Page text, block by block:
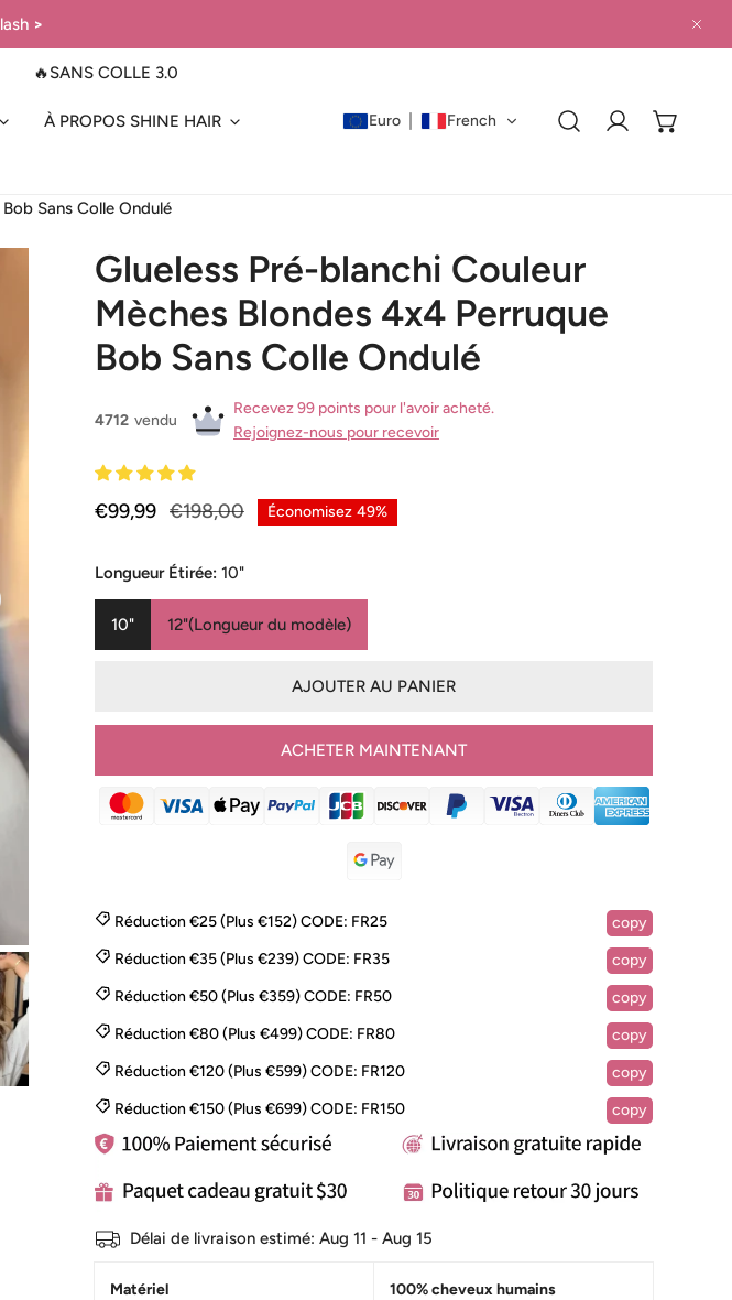
>
🔥SANS COLLE 3.0
À PROPOS SHINE HAIR Euro French
Connexion
Sans Colle Ondulé
OUVRIR LE MÉDIA DANS LA VUE GALERIE
Glueless Pré-blanchi Couleur
Mèches Blondes 4x4 Perruque
Bob Sans Colle Ondulé
4712 vendu
Recevez 99 points pour l'avoir acheté.
Rejoignez-nous pour recevoir
Prix
vente
€99,99
Prix
€198,00 Économisez 49%
Longueur Étirée: 10"
10" 12"(Longueur du modèle)
AJOUTER AU PANIER
ACHETER MAINTENANT
Réduction €25 (Plus €152)CODE: FR25
copy
Réduction €35 (Plus €239)CODE: FR35
copy
Réduction €50 (Plus €359)CODE: FR50
copy
Réduction €80 (Plus €499)CODE: FR80
copy
Réduction €120 (Plus €599)CODE: FR120
copy
Réduction €150 (Plus €699)CODE: FR150 copy
Délai de livraison estimé: Aug 11 - Aug 15
Matériel 100% cheveux humains